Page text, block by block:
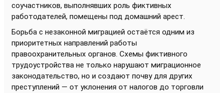
соучастников, выполнявших роль фиктивных
работодателей, помещены под домашний арест.
Борьба с незаконной миграцией остаётся одним из
приоритетных направлений работы
правоохранительных органов. Схемы фиктивного
трудоустройства не только нарушают миграционное
законодательство, но и создают почву для других
преступлений — от уклонения от налогов до торговли